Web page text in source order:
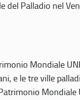
del Palladio nel
Mondiale
e le tre ville